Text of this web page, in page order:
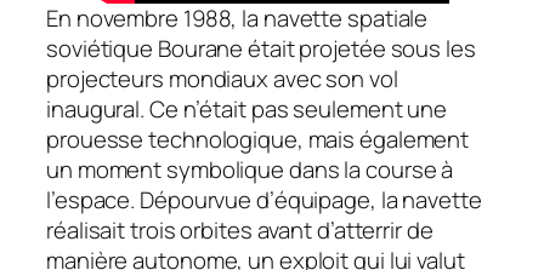
En novembre 1988, la navette spatiale
soviétique Bourane était projetée sous les
projecteurs mondiaux avec son vol
inaugural. Ce n’était pas seulement une
prouesse technologique, mais également
un moment symbolique dans la course à
l’espace. Dépourvue d’équipage, la navette
réalisait trois orbites avant d’atterrir de
manière autonome, un exploit qui lui valut